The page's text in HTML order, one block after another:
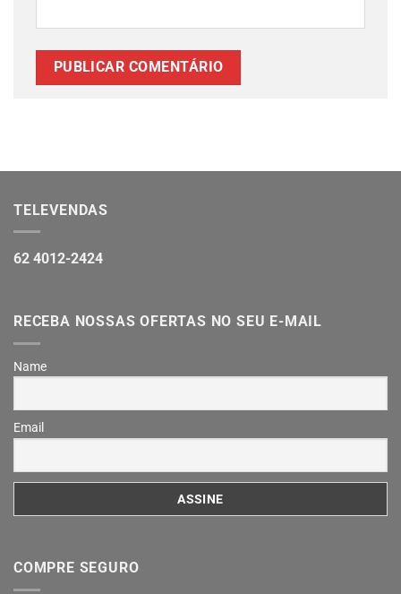
TELEVENDAS
62 4012-2424
RECEBA NOSSAS OFERTAS NO SEU E-MAIL
Name
Email
COMPRE SEGURO